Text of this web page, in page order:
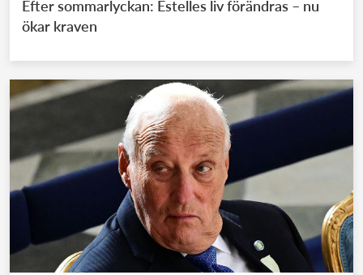
Efter sommarlyckan: Estelles liv förändras – nu
ökar kraven